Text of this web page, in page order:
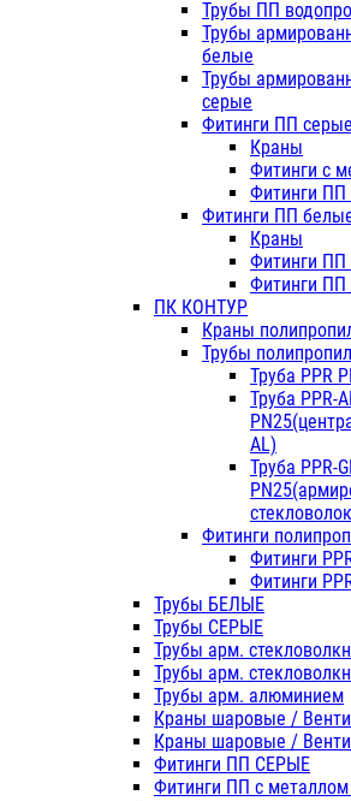
Трубы ПП
Трубы
белые
Трубы
серые
Фитинги ПП серые
Краны
Фитинги с
Фитинги ПП
Фитинги ПП
Краны
Фитинги ПП
Фитинги ПП
ПК КОНТУР
Краны
Трубы
Труба PPR
Труба PPR-
AL)
Труба PPR-
Фитинги
Фитинги
Фитинги
Трубы БЕЛЫЕ
Трубы СЕРЫЕ
Трубы арм.
Трубы арм.
Трубы арм. алюминием
Краны шаровые /
Краны шаровые /
Фитинги ПП СЕРЫЕ
Фитинги ПП с